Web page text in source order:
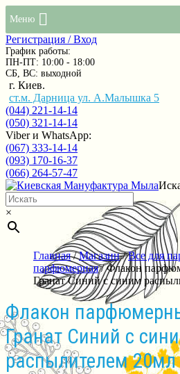
Меню
Регистрация / Вход
График работы:
ПН-ПТ: 10:00 - 18:00
СБ, ВС: выходной
г. Киев.
ст.м. Дарница ул. А.Малышка 5
(044) 221-14-14
(050) 321-14-14
Viber и WhatsApp:
(067) 333-14-14
(093) 170-16-37
(066) 264-57-47
×
Главная/Магазин/Все для
парфюмерная/ Флакон
Гранат Синий с синим
Флакон
Гранат Синий с
распылителем 20мл